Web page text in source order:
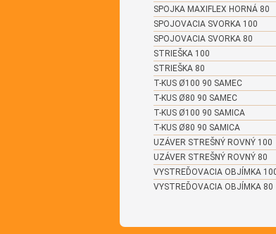
SPOJKA MAXIFLEX HORNÁ 80
SPOJOVACIA SVORKA 100
SPOJOVACIA SVORKA 80
STRIEŠKA 100
STRIEŠKA 80
T-KUS Ø100 90 SAMEC
T-KUS Ø80 90 SAMEC
T-KUS Ø100 90 SAMICA
T-KUS Ø80 90 SAMICA
UZÁVER STREŠNÝ ROVNÝ 100
UZÁVER STREŠNÝ ROVNÝ 80
VYSTREĎOVACIA OBJÍMKA
VYSTREĎOVACIA OBJÍMKA 80